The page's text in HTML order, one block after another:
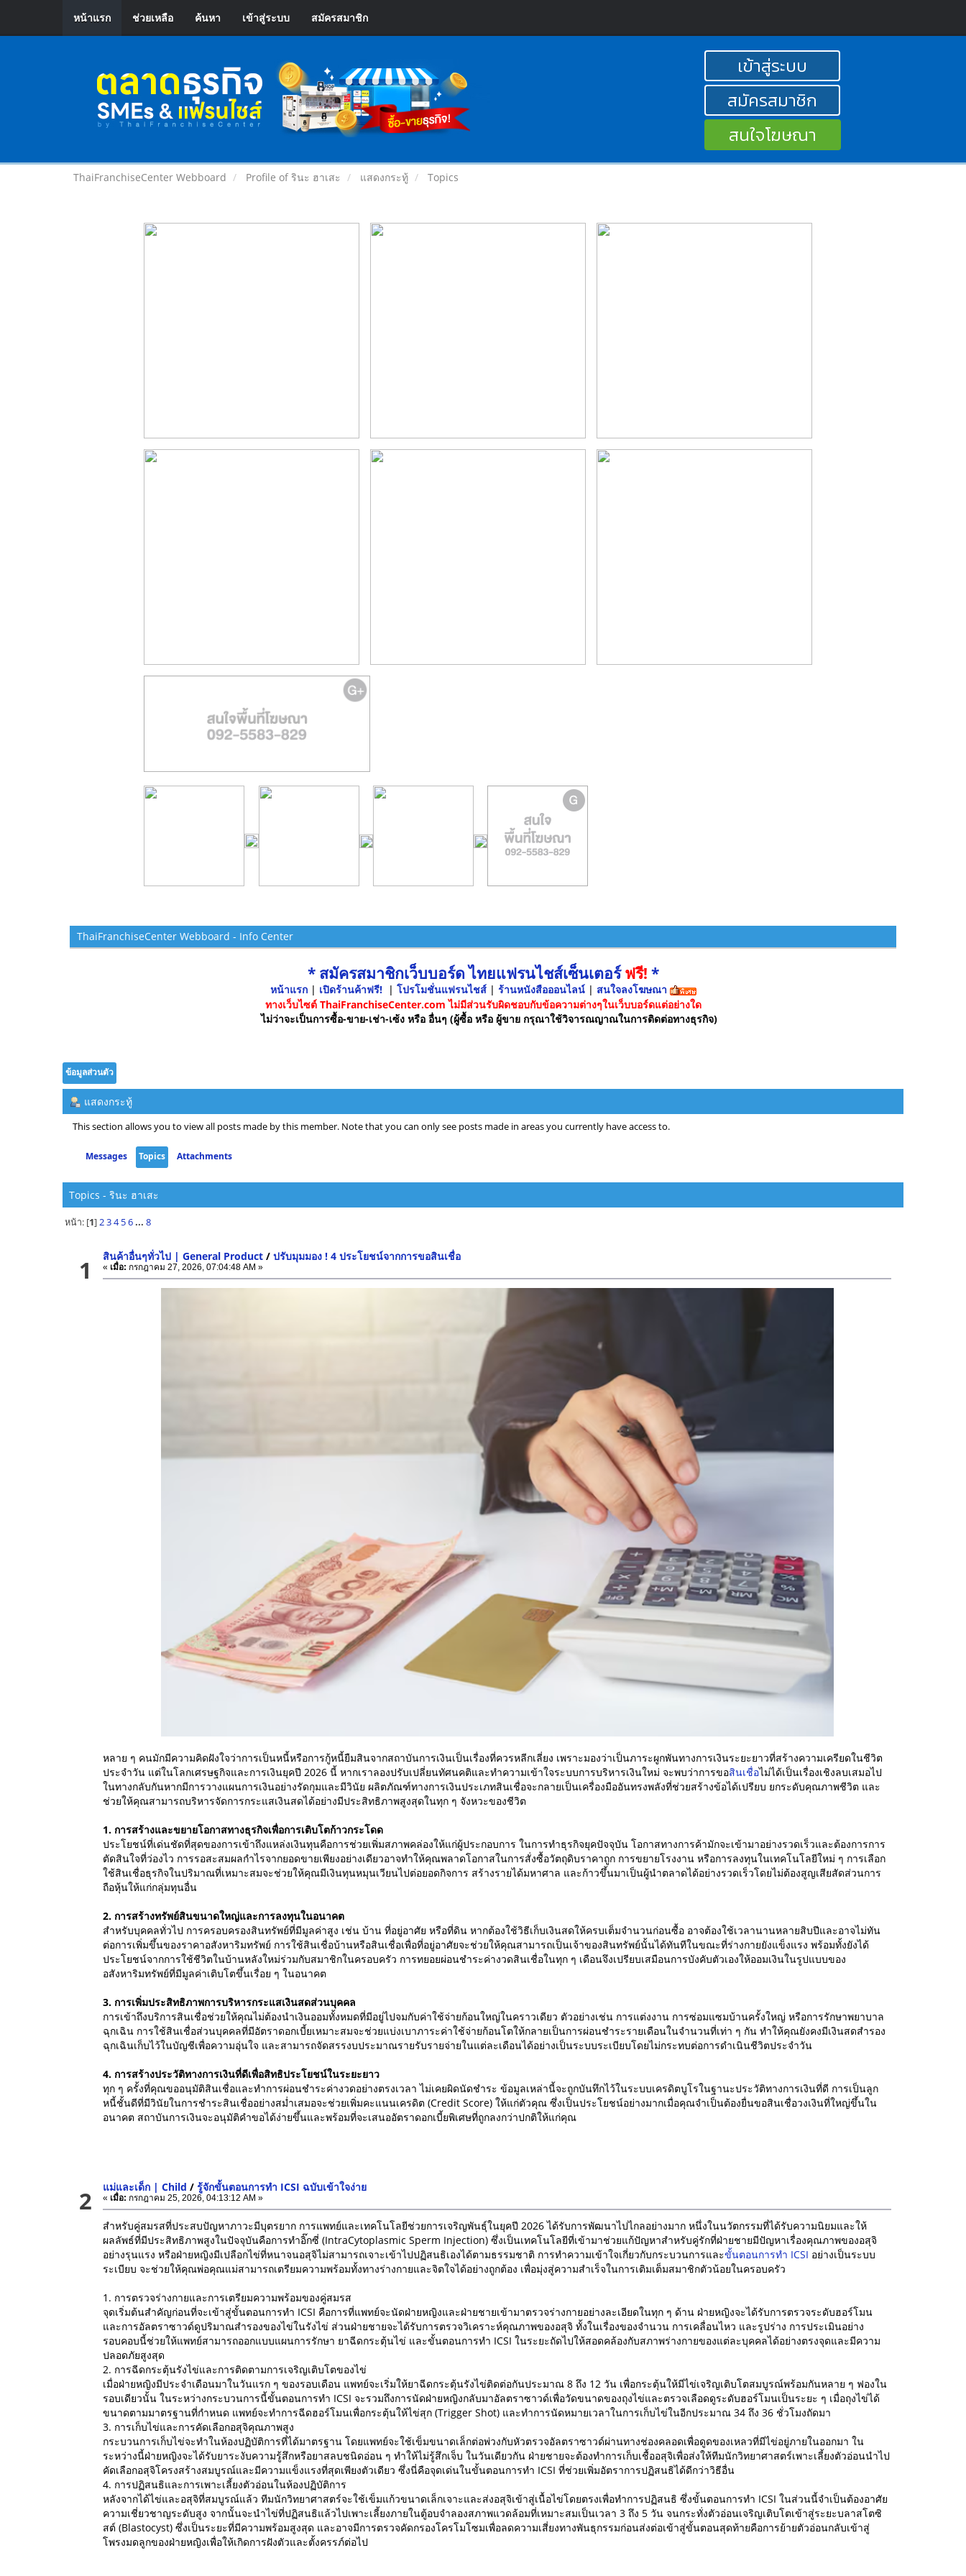
หน้าแรก ช่วยเหลือ ค้นหา เข้าสู่ระบบ สมัครสมาชิก
เข้าสู่ระบบ
สมัครสมาชิก
สนใจโฆษณา
ThaiFranchiseCenter Webboard Profile of รินะ ฮาเสะ แสดงกระทู้ Topics
ThaiFranchiseCenter Webboard - Info Center
* สมัครสมาชิกเว็บบอร์ด ไทยแฟรนไชส์เซ็นเตอร์ฟรี! *
หน้าแรก| เปิดร้านค้าฟรี! | โปรโมชั่นแฟรนไชส์ | ร้านหนังสือออนไลน์ | สนใจลงโฆษณา
ทางเว็บไซต์ ThaiFranchiseCenter.com ไม่มีส่วนรับผิดชอบกับข้อความต่างๆในเว็บบอร์ดแต่อย่างใด
ไม่ว่าจะเป็นการซื้อ-ขาย-เช่า-เซ้ง หรือ อื่นๆ (ผู้ซื้อ หรือ ผู้ขาย กรุณาใช้วิจารณญาณในการติดต่อทางธุรกิจ)
ข้อมูลส่วนตัว
แสดงกระทู้
This section allows you to view all posts made by this member. Note that you can only see posts made in areas you currently have access to.
Messages Topics Attachments
Topics - รินะ ฮาเสะ
หน้า: [1]2 3 4 5 6 ... 8
1 สินค้าอื่นๆทั่วไป | General Product/ปรับมุมมอง ! 4 ประโยชน์จากการขอสินเชื่อ
« เมื่อ: กรกฎาคม 27, 2026, 07:04:48 AM »
หลาย ๆ คนมักมีความคิดฝังใจว่าการเป็นหนี้หรือการกู้หนี้ยืมสินจากสถาบันการเงินเป็นเรื่องที่ควรหลีกเลี่ยง เพราะมองว่าเป็นภาระผูกพันทางการเงินระยะยาวที่สร้างความเครียดในชีวิต
ประจำวัน แต่ในโลกเศรษฐกิจและการเงินยุคปี 2026 นี้ หากเราลองปรับเปลี่ยนทัศนคติและทำความเข้าใจระบบการบริหารเงินใหม่ จะพบว่าการขอสินเชื่อไม่ได้เป็นเรื่องเชิงลบเสมอไป
ในทางกลับกันหากมีการวางแผนการเงินอย่างรัดกุมและมีวินัย ผลิตภัณฑ์ทางการเงินประเภทสินเชื่อจะกลายเป็นเครื่องมืออันทรงพลังที่ช่วยสร้างข้อได้เปรียบ ยกระดับคุณภาพชีวิต และ
ช่วยให้คุณสามารถบริหารจัดการกระแสเงินสดได้อย่างมีประสิทธิภาพสูงสุดในทุก ๆ จังหวะของชีวิต
1. การสร้างและขยายโอกาสทางธุรกิจเพื่อการเติบโตก้าวกระโดด
ประโยชน์ที่เด่นชัดที่สุดของการเข้าถึงแหล่งเงินทุนคือการช่วยเพิ่มสภาพคล่องให้แก่ผู้ประกอบการ ในการทำธุรกิจยุคปัจจุบัน โอกาสทางการค้ามักจะเข้ามาอย่างรวดเร็วและต้องการการ
ตัดสินใจที่ว่องไว การรอสะสมผลกำไรจากยอดขายเพียงอย่างเดียวอาจทำให้คุณพลาดโอกาสในการสั่งซื้อวัตถุดิบราคาถูก การขยายโรงงาน หรือการลงทุนในเทคโนโลยีใหม่ ๆ การเลือก
ใช้สินเชื่อธุรกิจในปริมาณที่เหมาะสมจะช่วยให้คุณมีเงินทุนหมุนเวียนไปต่อยอดกิจการ สร้างรายได้มหาศาล และก้าวขึ้นมาเป็นผู้นำตลาดได้อย่างรวดเร็วโดยไม่ต้องสูญเสียสัดส่วนการ
ถือหุ้นให้แก่กลุ่มทุนอื่น
2. การสร้างทรัพย์สินขนาดใหญ่และการลงทุนในอนาคต
สำหรับบุคคลทั่วไป การครอบครองสินทรัพย์ที่มีมูลค่าสูง เช่น บ้าน ที่อยู่อาศัย หรือที่ดิน หากต้องใช้วิธีเก็บเงินสดให้ครบเต็มจำนวนก่อนซื้อ อาจต้องใช้เวลานานหลายสิบปีและอาจไม่ทัน
ต่อการเพิ่มขึ้นของราคาอสังหาริมทรัพย์ การใช้สินเชื่อบ้านหรือสินเชื่อเพื่อที่อยู่อาศัยจะช่วยให้คุณสามารถเป็นเจ้าของสินทรัพย์นั้นได้ทันทีในขณะที่ร่างกายยังแข็งแรง พร้อมทั้งยังได้
ประโยชน์จากการใช้ชีวิตในบ้านหลังใหม่ร่วมกับสมาชิกในครอบครัว การทยอยผ่อนชำระค่างวดสินเชื่อในทุก ๆ เดือนจึงเปรียบเสมือนการบังคับตัวเองให้ออมเงินในรูปแบบของ
อสังหาริมทรัพย์ที่มีมูลค่าเติบโตขึ้นเรื่อย ๆ ในอนาคต
3. การเพิ่มประสิทธิภาพการบริหารกระแสเงินสดส่วนบุคคล
การเข้าถึงบริการสินเชื่อช่วยให้คุณไม่ต้องนำเงินออมทั้งหมดที่มีอยู่ไปจมกับค่าใช้จ่ายก้อนใหญ่ในคราวเดียว ตัวอย่างเช่น การแต่งงาน การซ่อมแซมบ้านครั้งใหญ่ หรือการรักษาพยาบาล
ฉุกเฉิน การใช้สินเชื่อส่วนบุคคลที่มีอัตราดอกเบี้ยเหมาะสมจะช่วยแบ่งเบาภาระค่าใช้จ่ายก้อนโตให้กลายเป็นการผ่อนชำระรายเดือนในจำนวนที่เท่า ๆ กัน ทำให้คุณยังคงมีเงินสดสำรอง
ฉุกเฉินเก็บไว้ในบัญชีเพื่อความอุ่นใจ และสามารถจัดสรรงบประมาณรายรับรายจ่ายในแต่ละเดือนได้อย่างเป็นระบบระเบียบโดยไม่กระทบต่อการดำเนินชีวิตประจำวัน
4. การสร้างประวัติทางการเงินที่ดีเพื่อสิทธิประโยชน์ในระยะยาว
ทุก ๆ ครั้งที่คุณขออนุมัติสินเชื่อและทำการผ่อนชำระค่างวดอย่างตรงเวลา ไม่เคยผิดนัดชำระ ข้อมูลเหล่านี้จะถูกบันทึกไว้ในระบบเครดิตบูโรในฐานะประวัติทางการเงินที่ดี การเป็นลูก
หนี้ชั้นดีที่มีวินัยในการชำระสินเชื่ออย่างสม่ำเสมอจะช่วยเพิ่มคะแนนเครดิต (Credit Score) ให้แก่ตัวคุณ ซึ่งเป็นประโยชน์อย่างมากเมื่อคุณจำเป็นต้องยื่นขอสินเชื่อวงเงินที่ใหญ่ขึ้นใน
อนาคต สถาบันการเงินจะอนุมัติคำขอได้ง่ายขึ้นและพร้อมที่จะเสนออัตราดอกเบี้ยพิเศษที่ถูกลงกว่าปกติให้แก่คุณ
2 แม่และเด็ก | Child /รู้จักขั้นตอนการทำ ICSI ฉบับเข้าใจง่าย
« เมื่อ: กรกฎาคม 25, 2026, 04:13:12 AM »
สำหรับคู่สมรสที่ประสบปัญหาภาวะมีบุตรยาก การแพทย์และเทคโนโลยีช่วยการเจริญพันธุ์ในยุคปี 2026 ได้รับการพัฒนาไปไกลอย่างมาก หนึ่งในนวัตกรรมที่ได้รับความนิยมและให้
ผลลัพธ์ที่มีประสิทธิภาพสูงในปัจจุบันคือการทำอิ๊กซี่ (IntraCytoplasmic Sperm Injection) ซึ่งเป็นเทคโนโลยีที่เข้ามาช่วยแก้ปัญหาสำหรับคู่รักที่ฝ่ายชายมีปัญหาเรื่องคุณภาพของอสุจิ
อย่างรุนแรง หรือฝ่ายหญิงมีเปลือกไข่ที่หนาจนอสุจิไม่สามารถเจาะเข้าไปปฏิสนธิเองได้ตามธรรมชาติ การทำความเข้าใจเกี่ยวกับกระบวนการและขั้นตอนการทำ ICSI อย่างเป็นระบบ
ระเบียบ จะช่วยให้คุณพ่อคุณแม่สามารถเตรียมความพร้อมทั้งทางร่างกายและจิตใจได้อย่างถูกต้อง เพื่อมุ่งสู่ความสำเร็จในการเติมเต็มสมาชิกตัวน้อยในครอบครัว
1. การตรวจร่างกายและการเตรียมความพร้อมของคู่สมรส
จุดเริ่มต้นสำคัญก่อนที่จะเข้าสู่ขั้นตอนการทำ ICSI คือการที่แพทย์จะนัดฝ่ายหญิงและฝ่ายชายเข้ามาตรวจร่างกายอย่างละเอียดในทุก ๆ ด้าน ฝ่ายหญิงจะได้รับการตรวจระดับฮอร์โมน
และการอัลตราซาวด์ดูปริมาณสำรองของไข่ในรังไข่ ส่วนฝ่ายชายจะได้รับการตรวจวิเคราะห์คุณภาพของอสุจิ ทั้งในเรื่องของจำนวน การเคลื่อนไหว และรูปร่าง การประเมินอย่าง
รอบคอบนี้ช่วยให้แพทย์สามารถออกแบบแผนการรักษา ยาฉีดกระตุ้นไข่ และขั้นตอนการทำ ICSI ในระยะถัดไปให้สอดคล้องกับสภาพร่างกายของแต่ละบุคคลได้อย่างตรงจุดและมีความ
ปลอดภัยสูงสุด
2. การฉีดกระตุ้นรังไข่และการติดตามการเจริญเติบโตของไข่
เมื่อฝ่ายหญิงมีประจำเดือนมาในวันแรก ๆ ของรอบเดือน แพทย์จะเริ่มให้ยาฉีดกระตุ้นรังไข่ติดต่อกันประมาณ 8 ถึง 12 วัน เพื่อกระตุ้นให้มีไข่เจริญเติบโตสมบูรณ์พร้อมกันหลาย ๆ ฟองใน
รอบเดียวนั้น ในระหว่างกระบวนการนี้ขั้นตอนการทำ ICSI จะรวมถึงการนัดฝ่ายหญิงกลับมาอัลตราซาวด์เพื่อวัดขนาดของถุงไข่และตรวจเลือดดูระดับฮอร์โมนเป็นระยะ ๆ เมื่อถุงไข่ได้
ขนาดตามมาตรฐานที่กำหนด แพทย์จะทำการฉีดฮอร์โมนเพื่อกระตุ้นให้ไข่สุก (Trigger Shot) และทำการนัดหมายเวลาในการเก็บไข่ในอีกประมาณ 34 ถึง 36 ชั่วโมงถัดมา
3. การเก็บไข่และการคัดเลือกอสุจิคุณภาพสูง
กระบวนการเก็บไข่จะทำในห้องปฏิบัติการที่ได้มาตรฐาน โดยแพทย์จะใช้เข็มขนาดเล็กต่อพ่วงกับหัวตรวจอัลตราซาวด์ผ่านทางช่องคลอดเพื่อดูดของเหลวที่มีไข่อยู่ภายในออกมา ใน
ระหว่างนี้ฝ่ายหญิงจะได้รับยาระงับความรู้สึกหรือยาสลบชนิดอ่อน ๆ ทำให้ไม่รู้สึกเจ็บ ในวันเดียวกัน ฝ่ายชายจะต้องทำการเก็บเชื้ออสุจิเพื่อส่งให้ทีมนักวิทยาศาสตร์เพาะเลี้ยงตัวอ่อนนำไป
คัดเลือกอสุจิโครงสร้างสมบูรณ์และมีความแข็งแรงที่สุดเพียงตัวเดียว ซึ่งนี่คือจุดเด่นในขั้นตอนการทำ ICSI ที่ช่วยเพิ่มอัตราการปฏิสนธิได้ดีกว่าวิธีอื่น
4. การปฏิสนธิและการเพาะเลี้ยงตัวอ่อนในห้องปฏิบัติการ
หลังจากได้ไข่และอสุจิที่สมบูรณ์แล้ว ทีมนักวิทยาศาสตร์จะใช้เข็มแก้วขนาดเล็กเจาะและส่งอสุจิเข้าสู่เนื้อไข่โดยตรงเพื่อทำการปฏิสนธิ ซึ่งขั้นตอนการทำ ICSI ในส่วนนี้จำเป็นต้องอาศัย
ความเชี่ยวชาญระดับสูง จากนั้นจะนำไข่ที่ปฏิสนธิแล้วไปเพาะเลี้ยงภายในตู้อบจำลองสภาพแวดล้อมที่เหมาะสมเป็นเวลา 3 ถึง 5 วัน จนกระทั่งตัวอ่อนเจริญเติบโตเข้าสู่ระยะบลาสโตซิ
สต์ (Blastocyst) ซึ่งเป็นระยะที่มีความพร้อมสูงสุด และอาจมีการตรวจคัดกรองโครโมโซมเพื่อลดความเสี่ยงทางพันธุกรรมก่อนส่งต่อเข้าสู่ขั้นตอนสุดท้ายคือการย้ายตัวอ่อนกลับเข้าสู่
โพรงมดลูกของฝ่ายหญิงเพื่อให้เกิดการฝังตัวและตั้งครรภ์ต่อไป